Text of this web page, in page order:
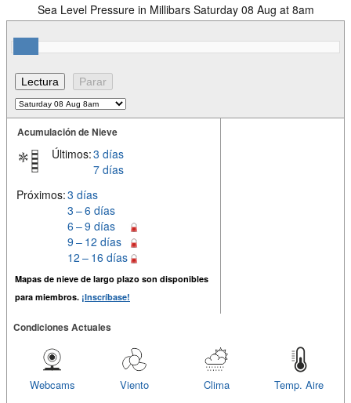
Sea Level Pressure in Millibars Saturday 08 Aug at 8am
Acumulación de Nieve
Últimos:3 días
7 días
Próximos:3 días
3 – 6 días
6 – 9 días
9 – 12 días
12 – 16 días
Mapas de nieve de largo plazo son disponibles
para miembros. ¡Inscríbase!
Condiciones Actuales
Temp. Aire
Clima
Viento
Webcams